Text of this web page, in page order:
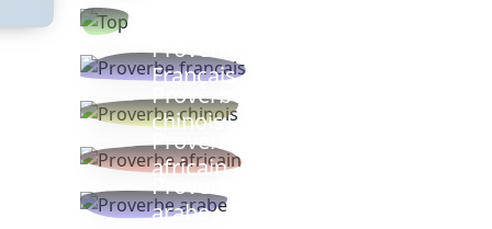
Proverbe
Français
Proverbe
chinois
Proverbe
africain
Proverbe
arabe